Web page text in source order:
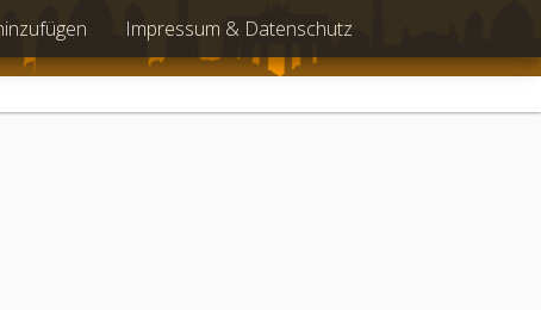
Impressum & Datenschutz